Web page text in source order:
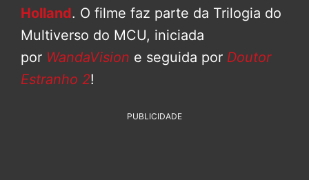
Holland. O filme faz parte da Trilogia do
Multiverso do MCU, iniciada
por WandaVision e seguida por Doutor
Estranho 2!
PUBLICIDADE